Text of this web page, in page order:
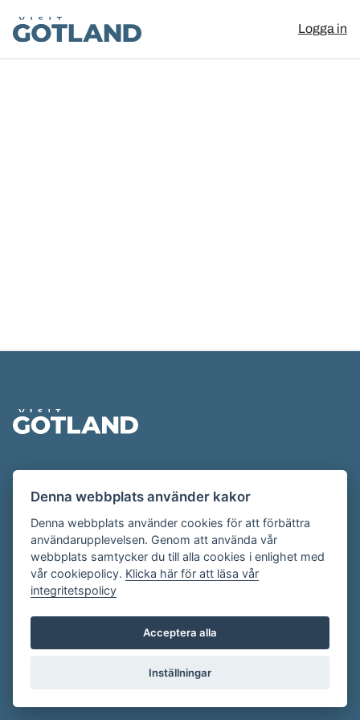
Visit Gotland
Logga in
Evenemangskalendern presenteras av
Destination Gotland påvisitgotland.se.
Har du frågor om evenemangskalendern? Mejla oss på
evenemang@visitgotland.se.
Cookies
Villkor
Skapa konto
Denna webbplats använder kakor
Denna webbplats använder cookies för att förbättra
användarupplevelsen. Genom att använda vår
webbplats samtycker du till alla cookies i enlighet med
vår cookiepolicy. Klicka här för att läsa vår
integritetspolicy
Acceptera alla
Inställningar